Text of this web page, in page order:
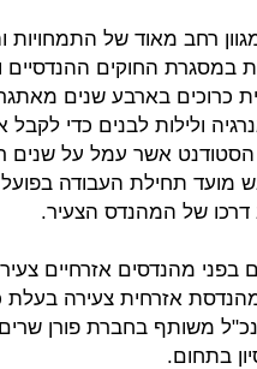
רחב מאוד של התמחויות
במסגרת החוקים ההנדסיים
כרוכים בארבע שנים
ולילות לבנים כדי לקבל
אשר עמל על שנים
מועד תחילת העבודה בפועל
של המהנדס הצעיר.
מהנדסים אזרחיים
אזרחית צעירה בעלת
משותף בחברת פורן